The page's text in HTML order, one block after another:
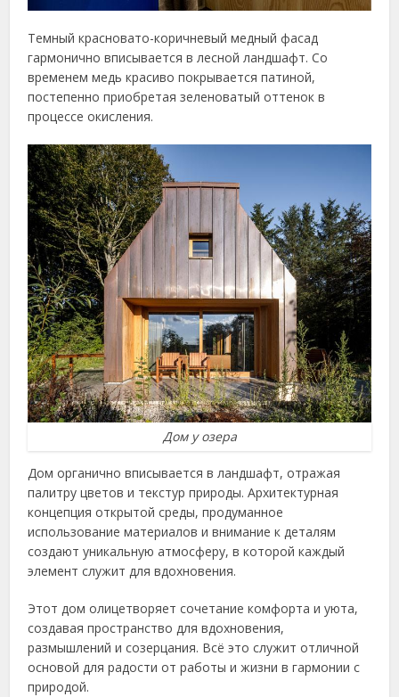
Темный красновато-коричневый медный фасад
гармонично вписывается в лесной ландшафт. Со
временем медь красиво покрывается патиной,
постепенно приобретая зеленоватый оттенок в
процессе окисления.
Дом у озера
Дом органично вписывается в ландшафт, отражая
палитру цветов и текстур природы. Архитектурная
концепция открытой среды, продуманное
использование материалов и внимание к деталям
создают уникальную атмосферу, в которой каждый
элемент служит для вдохновения.
Этот дом олицетворяет сочетание комфорта и уюта,
создавая пространство для вдохновения,
размышлений и созерцания. Всё это служит отличной
основой для радости от работы и жизни в гармонии с
природой.